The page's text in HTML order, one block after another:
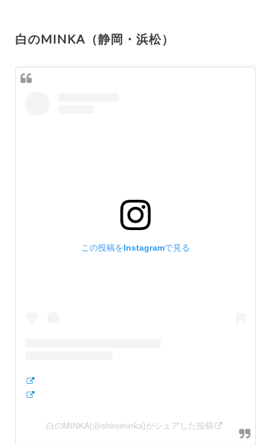
白のMINKA（静岡・浜松）
この投稿をInstagramで見る
白のMINKA(@shirominka)がシェアした投稿